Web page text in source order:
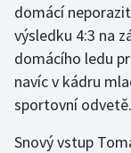
domácí
výsledku 4:3 na
domácího ledu
navíc v kádru
sportovní odvetě.
Snový vstup